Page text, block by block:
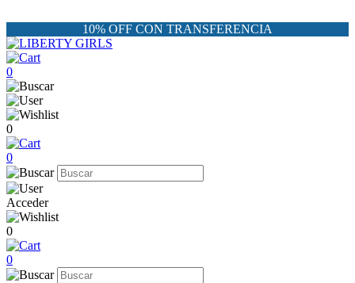
10% OFF CON TRANSFERENCIA
0
0
0
Acceder
0
0